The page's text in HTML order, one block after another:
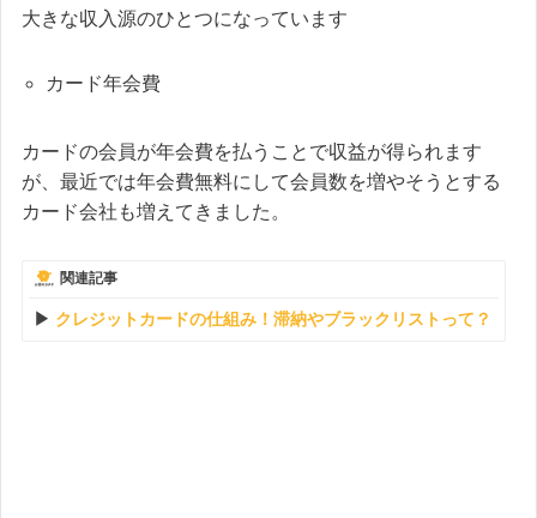
大きな収入源のひとつになっています
カード年会費
カードの会員が年会費を払うことで収益が得られます
が、最近では年会費無料にして会員数を増やそうとする
カード会社も増えてきました。
関連記事
クレジットカードの仕組み！滞納やブラックリストって？